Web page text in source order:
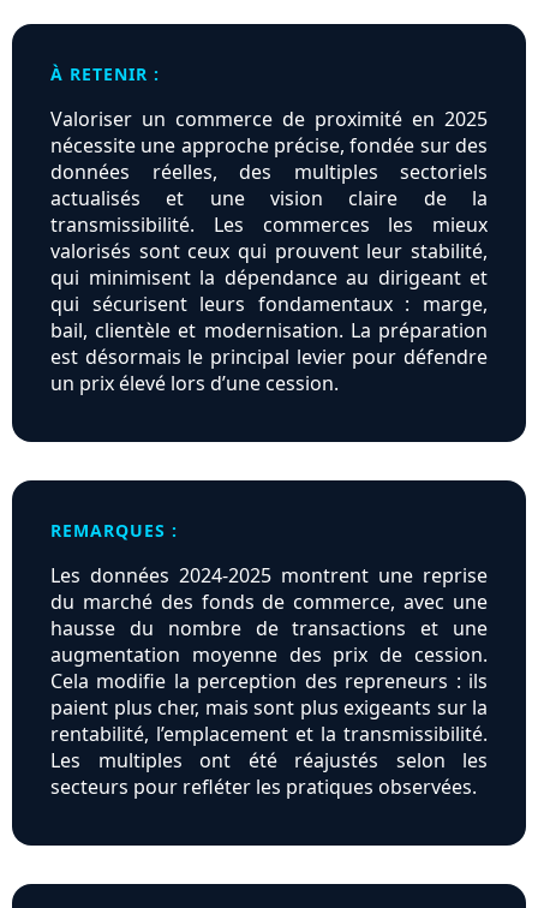
À RETENIR :
Valoriser un commerce de proximité en 2025
nécessite une approche précise, fondée sur des
données réelles, des multiples sectoriels
actualisés et une vision claire de la
transmissibilité. Les commerces les mieux
valorisés sont ceux qui prouvent leur stabilité,
qui minimisent la dépendance au dirigeant et
qui sécurisent leurs fondamentaux : marge,
bail, clientèle et modernisation. La préparation
est désormais le principal levier pour défendre
un prix élevé lors d’une cession.
REMARQUES :
Les données 2024-2025 montrent une reprise
du marché des fonds de commerce, avec une
hausse du nombre de transactions et une
augmentation moyenne des prix de cession.
Cela modifie la perception des repreneurs : ils
paient plus cher, mais sont plus exigeants sur la
rentabilité, l’emplacement et la transmissibilité.
Les multiples ont été réajustés selon les
secteurs pour refléter les pratiques observées.